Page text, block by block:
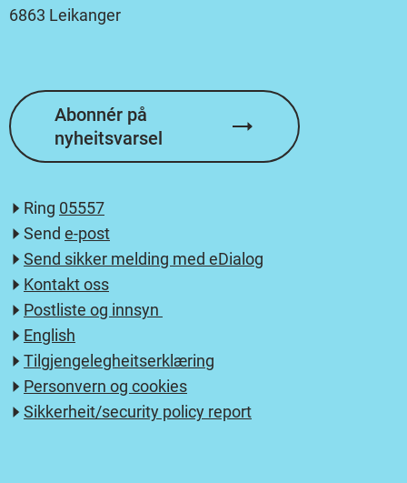
6863 Leikanger
Abonnér på
nyheitsvarsel
Ring 05557
Send e-post
Send sikker melding med eDialog
Kontakt oss
Postliste og innsyn
English
Tilgjengelegheitserklæring
Personvern og cookies
Sikkerheit/security policy report